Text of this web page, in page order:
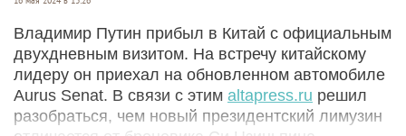
Владимир Путин прибыл в Китай с официальным
двухдневным визитом. На встречу китайскому
лидеру он приехал на обновленном автомобиле
Aurus Senat. В связи с этим altapress.ru решил
разобраться, чем новый президентский лимузин